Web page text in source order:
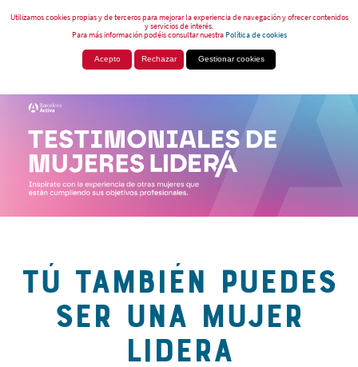
Utilizamos cookies propias y de terceros para mejorar la experiencia de navegación y ofrecer contenidos
y servicios de interés.
Para más información podéis consultar nuestraPolítica de cookies
Acepto Rechazar Gestionar cookies
TÚ TAMBIÉN PUEDES
SER UNA MUJER
LIDERA